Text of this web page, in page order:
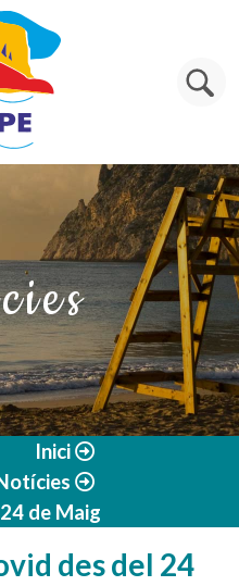
Inici
de Maig
des del 24